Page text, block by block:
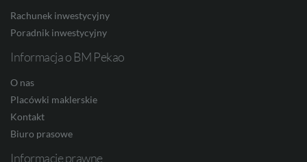
Rachunek inwestycyjny
Poradnik inwestycyjny
Informacja o BM Pekao
O nas
Placówki maklerskie
Kontakt
Biuro prasowe
Informacje prawne